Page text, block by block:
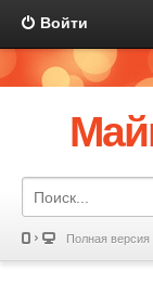
Войти
Полная версия